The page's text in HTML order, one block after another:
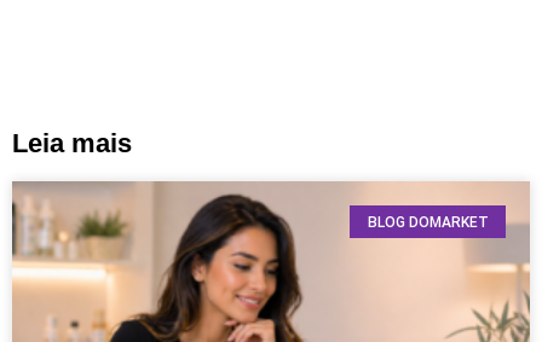
Leia mais
BLOG DOMARKET